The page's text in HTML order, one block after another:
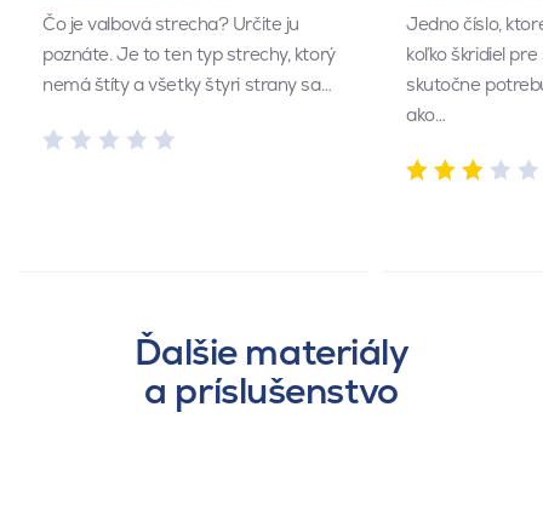
Čo je valbová strecha? Určite ju
poznáte. Je to ten typ strechy, ktorý
nemá štíty a všetky štyri strany sa…
Jedno číslo,
koľko škridiel
skutočne
ako…
Ďalšie materiály
a príslušenstvo